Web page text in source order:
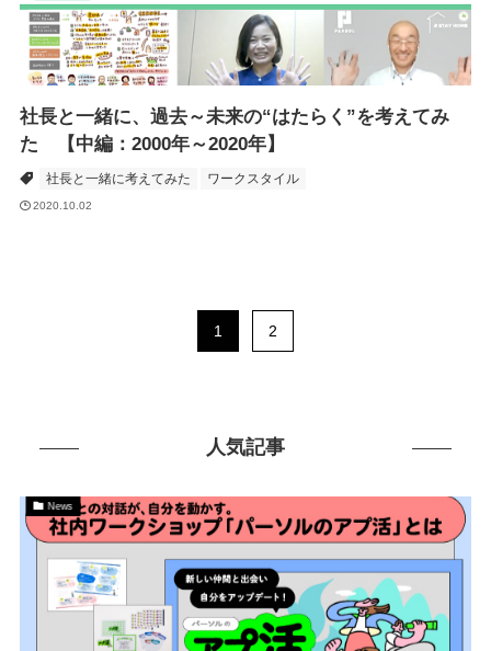
社長と一緒に、過去～未来の“はたらく”を考えてみ
た 【中編：2000年～2020年】
社長と一緒に考えてみた ワークスタイル
2020.10.02
1 2
人気記事
News